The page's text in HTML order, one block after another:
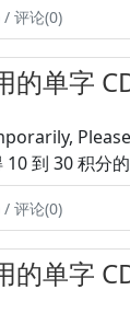
评论(0)
的单字
到 30 积分
评论(0)
的单字